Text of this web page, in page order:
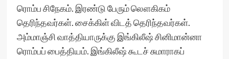
ரொம்ப சிநேகம். இரண்டு பேரும் லௌகிகம்
தெரிந்தவர்கள். சைக்கிள் விடத் தெரிந்தவர்கள்.
அம்மாஞ்சி வாத்தியாருக்கு இங்கிலீஷ் சினிமான்னா
ரொம்பப் பைத்தியம். இங்கிலீஷ் கூடச் சுமாராகப்